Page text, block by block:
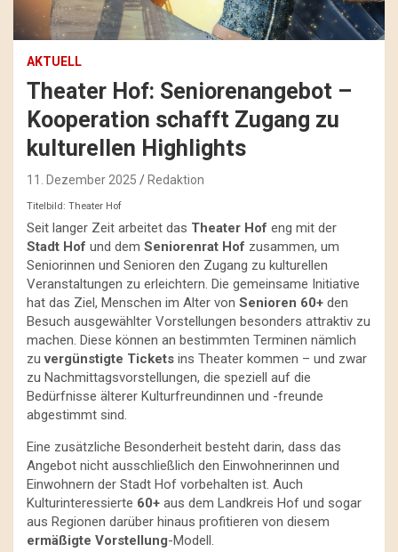
AKTUELL
Theater Hof: Seniorenangebot –
Kooperation schafft Zugang zu
kulturellen Highlights
11. Dezember 2025 Redaktion
Titelbild: Theater Hof
Seit langer Zeit arbeitet das Theater Hof eng mit der
Stadt Hof und dem Seniorenrat Hof zusammen, um
Seniorinnen und Senioren den Zugang zu kulturellen
Veranstaltungen zu erleichtern. Die gemeinsame Initiative
hat das Ziel, Menschen im Alter von Senioren 60+ den
Besuch ausgewählter Vorstellungen besonders attraktiv zu
machen. Diese können an bestimmten Terminen nämlich
zuvergünstigte Tickets ins Theater kommen – und zwar
zu Nachmittagsvorstellungen, die speziell auf die
Bedürfnisse älterer Kulturfreundinnen und -freunde
abgestimmt sind.
Eine zusätzliche Besonderheit besteht darin, dass das
Angebot nicht ausschließlich den Einwohnerinnen und
Einwohnern der Stadt Hof vorbehalten ist. Auch
Kulturinteressierte 60+ aus dem Landkreis Hof und sogar
aus Regionen darüber hinaus profitieren von diesem
ermäßigte Vorstellung-Modell.